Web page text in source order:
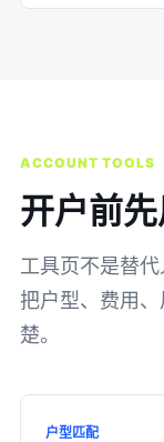
ACCOUNT TOOLS
开户前
工具页不是替
把户型、费用
楚。
户型匹配